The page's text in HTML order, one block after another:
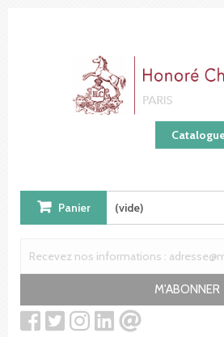
Panier (vide)
M'ABONNER